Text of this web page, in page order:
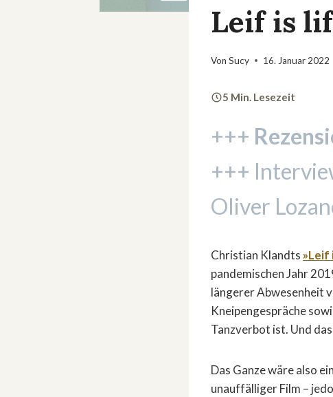
Leif is
Von Sucy 16. Januar 2022
5 Min. Lesezeit
+++
+++
Oliver
Christian Klandts »Leif
pandemischen Jahr
längerer Abwesenheit
Kneipengespräche
Tanzverbot ist. Und
Das Ganze wäre also
unauffälliger Film –